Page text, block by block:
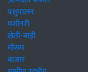
पशुपालन
मशीनरी
खेती-बाड़ी
मौसम
बाजार